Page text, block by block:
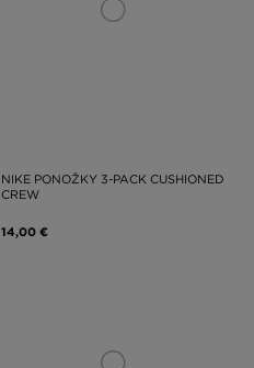
NIKE PONOŽKY 3-PACK CUSHIONED
CREW
14,00 €